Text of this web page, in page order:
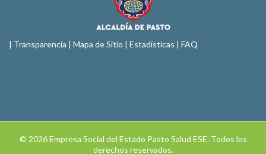
| Transparencia | Mapa de Sitio | Estadísticas | FAQ
© 2026 Empresa Social del Estado Pasto Salud ESE. Todos los
derechos reservados.